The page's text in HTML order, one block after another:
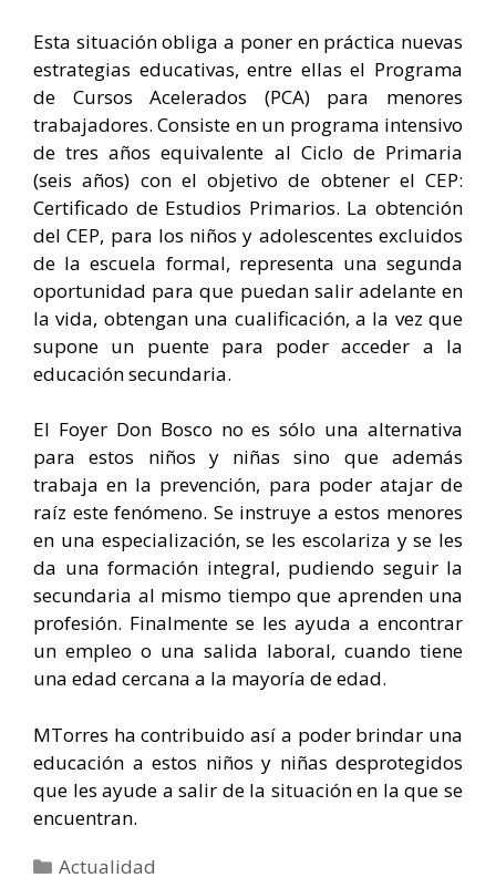
Esta situación obliga a poner en práctica nuevas
estrategias educativas, entre ellas el Programa
de Cursos Acelerados (PCA) para menores
trabajadores. Consiste en un programa intensivo
de tres años equivalente al Ciclo de Primaria
(seis años) con el objetivo de obtener el CEP:
Certificado de Estudios Primarios. La obtención
del CEP, para los niños y adolescentes excluidos
de la escuela formal, representa una segunda
oportunidad para que puedan salir adelante en
la vida, obtengan una cualificación, a la vez que
supone un puente para poder acceder a la
educación secundaria.
El Foyer Don Bosco no es sólo una alternativa
para estos niños y niñas sino que además
trabaja en la prevención, para poder atajar de
raíz este fenómeno. Se instruye a estos menores
en una especialización, se les escolariza y se les
da una formación integral, pudiendo seguir la
secundaria al mismo tiempo que aprenden una
profesión. Finalmente se les ayuda a encontrar
un empleo o una salida laboral, cuando tiene
una edad cercana a la mayoría de edad.
MTorres ha contribuido así a poder brindar una
educación a estos niños y niñas desprotegidos
que les ayude a salir de la situación en la que se
encuentran.
Categorías
Actualidad